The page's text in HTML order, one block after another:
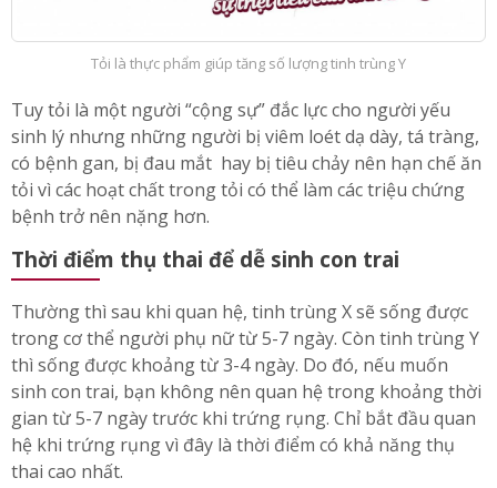
Tỏi là thực phẩm giúp tăng số lượng tinh trùng Y
Tuy tỏi là một người “cộng sự” đắc lực cho người yếu
sinh lý nhưng những người bị viêm loét dạ dày, tá tràng,
có bệnh gan, bị đau mắt hay bị tiêu chảy nên hạn chế ăn
tỏi vì các hoạt chất trong tỏi có thể làm các triệu chứng
bệnh trở nên nặng hơn.
Thời điểm thụ thai để dễ sinh con trai
Thường thì sau khi quan hệ, tinh trùng X sẽ sống được
trong cơ thể người phụ nữ từ 5-7 ngày. Còn tinh trùng Y
thì sống được khoảng từ 3-4 ngày. Do đó, nếu muốn
sinh con trai, bạn không nên quan hệ trong khoảng thời
gian từ 5-7 ngày trước khi trứng rụng. Chỉ bắt đầu quan
hệ khi trứng rụng vì đây là thời điểm có khả năng thụ
thai cao nhất.